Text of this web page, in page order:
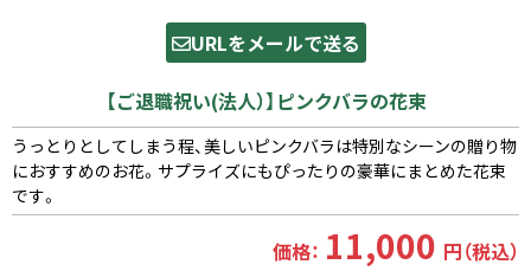
URLをメールで送る
【ご退職祝い(法人）】ピンクバラの花束
うっとりとしてしまう程、美しいピンクバラは特別なシーンの贈り物
におすすめのお花。サプライズにもぴったりの豪華にまとめた花束
です。
価格： 11,000 円（税込）